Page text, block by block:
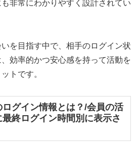
非常にわかりやすく設計されてい
を目指す中で、相手のログイン状
効率的かつ安心感を持って活動を
トです。
グイン情報とは？/会員の活
終ログイン時間別に表示さ